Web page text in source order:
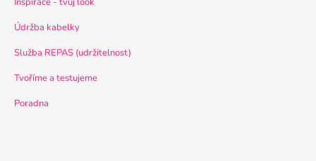
Údržba kabelky
Služba REPAS (udržitelnost)
Tvoříme a testujeme
Poradna